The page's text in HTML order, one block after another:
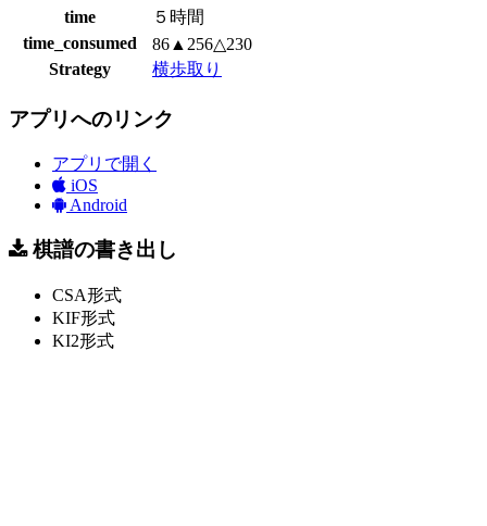
time
５時間
time_consumed
86▲256△230
Strategy
横歩取り
アプリへのリンク
アプリで開く
iOS
Android
棋譜の書き出し
CSA形式
KIF形式
KI2形式